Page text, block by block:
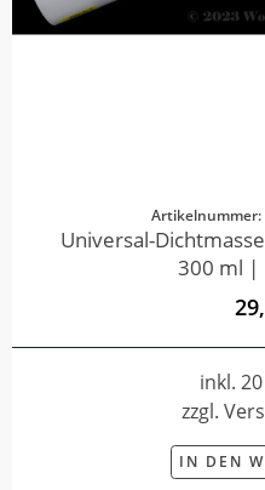
Artikelnummer:
Universal-
300 ml |
inkl.
zzgl.
IN DEN